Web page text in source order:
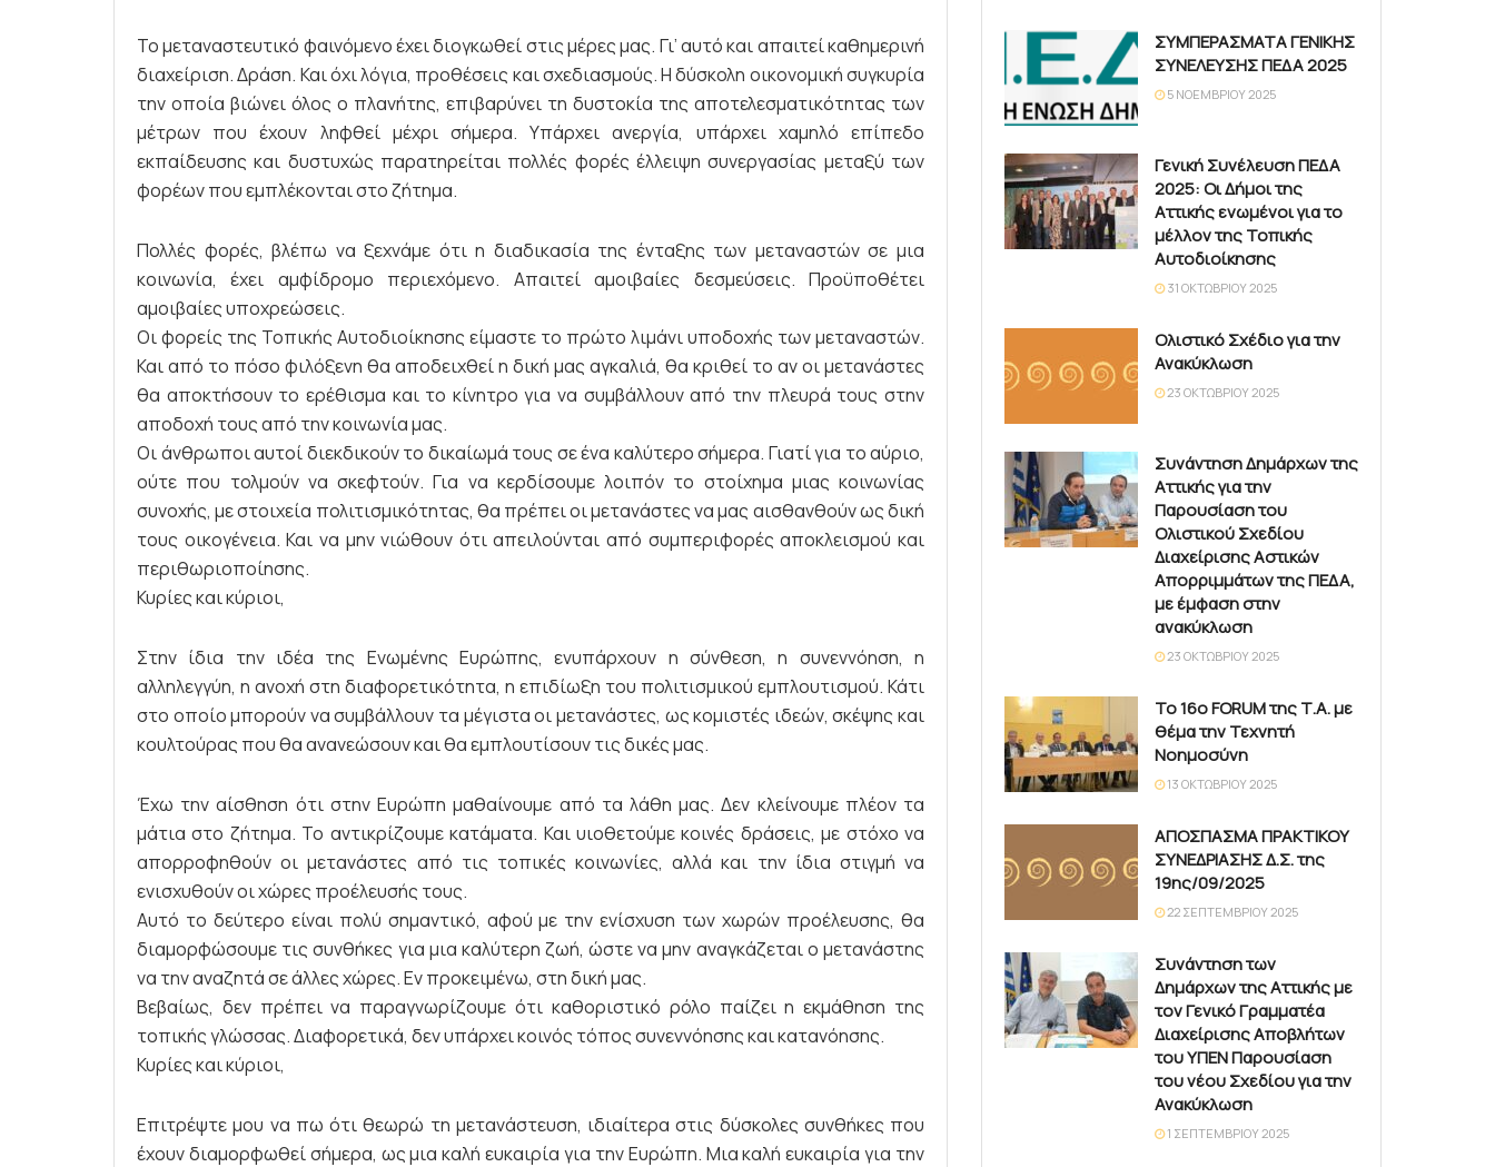
Το μεταναστευτικό φαινόμενο έχει διογκωθεί στις μέρες μας. Γι’ αυτό και απαιτεί καθημερινή
διαχείριση. Δράση. Και όχι λόγια, προθέσεις και σχεδιασμούς. Η δύσκολη οικονομική συγκυρία
την οποία βιώνει όλος ο πλανήτης, επιβαρύνει τη δυστοκία της αποτελεσματικότητας των
μέτρων που έχουν ληφθεί μέχρι σήμερα. Υπάρχει ανεργία, υπάρχει χαμηλό επίπεδο
εκπαίδευσης και δυστυχώς παρατηρείται πολλές φορές έλλειψη συνεργασίας μεταξύ των
φορέων που εμπλέκονται στο ζήτημα.
Πολλές φορές, βλέπω να ξεχνάμε ότι η διαδικασία της ένταξης των μεταναστών σε μια
κοινωνία, έχει αμφίδρομο περιεχόμενο. Απαιτεί αμοιβαίες δεσμεύσεις. Προϋποθέτει
αμοιβαίες υποχρεώσεις.
Οι φορείς της Τοπικής Αυτοδιοίκησης είμαστε το πρώτο λιμάνι υποδοχής των μεταναστών.
Και από το πόσο φιλόξενη θα αποδειχθεί η δική μας αγκαλιά, θα κριθεί το αν οι μετανάστες
θα αποκτήσουν το ερέθισμα και το κίνητρο για να συμβάλλουν από την πλευρά τους στην
αποδοχή τους από την κοινωνία μας.
Οι άνθρωποι αυτοί διεκδικούν το δικαίωμά τους σε ένα καλύτερο σήμερα. Γιατί για το αύριο,
ούτε που τολμούν να σκεφτούν. Για να κερδίσουμε λοιπόν το στοίχημα μιας κοινωνίας
συνοχής, με στοιχεία πολιτισμικότητας, θα πρέπει οι μετανάστες να μας αισθανθούν ως δική
τους οικογένεια. Και να μην νιώθουν ότι απειλούνται από συμπεριφορές αποκλεισμού και
περιθωριοποίησης.
Κυρίες και κύριοι,
Στην ίδια την ιδέα της Ενωμένης Ευρώπης, ενυπάρχουν η σύνθεση, η συνεννόηση, η
αλληλεγγύη, η ανοχή στη διαφορετικότητα, η επιδίωξη του πολιτισμικού εμπλουτισμού. Κάτι
στο οποίο μπορούν να συμβάλλουν τα μέγιστα οι μετανάστες, ως κομιστές ιδεών, σκέψης και
κουλτούρας που θα ανανεώσουν και θα εμπλουτίσουν τις δικές μας.
Έχω την αίσθηση ότι στην Ευρώπη μαθαίνουμε από τα λάθη μας. Δεν κλείνουμε πλέον τα
μάτια στο ζήτημα. Το αντικρίζουμε κατάματα. Και υιοθετούμε κοινές δράσεις, με στόχο να
απορροφηθούν οι μετανάστες από τις τοπικές κοινωνίες, αλλά και την ίδια στιγμή να
ενισχυθούν οι χώρες προέλευσής τους.
Αυτό το δεύτερο είναι πολύ σημαντικό, αφού με την ενίσχυση των χωρών προέλευσης, θα
διαμορφώσουμε τις συνθήκες για μια καλύτερη ζωή, ώστε να μην αναγκάζεται ο μετανάστης
να την αναζητά σε άλλες χώρες. Εν προκειμένω, στη δική μας.
Βεβαίως, δεν πρέπει να παραγνωρίζουμε ότι καθοριστικό ρόλο παίζει η εκμάθηση της
τοπικής γλώσσας. Διαφορετικά, δεν υπάρχει κοινός τόπος συνεννόησης και κατανόησης.
Κυρίες και κύριοι,
Επιτρέψτε μου να πω ότι θεωρώ τη μετανάστευση, ιδιαίτερα στις δύσκολες συνθήκες που
έχουν διαμορφωθεί σήμερα, ως μια καλή ευκαιρία για την Ευρώπη. Μια καλή ευκαιρία για την
ΣΥΜΠΕΡΑΣΜΑΤΑ ΓΕΝΙΚΗΣ
ΣΥΝΕΛΕΥΣΗΣ ΠΕΔΑ 2025
5 ΝΟΕΜΒΡΊΟΥ 2025
Γενική Συνέλευση ΠΕΔΑ
2025: Οι Δήμοι της
Αττικής ενωμένοι για το
μέλλον της Τοπικής
Αυτοδιοίκησης
31 ΟΚΤΩΒΡΊΟΥ 2025
Ολιστικό Σχέδιο για την
Ανακύκλωση
23 ΟΚΤΩΒΡΊΟΥ 2025
Συνάντηση Δημάρχων της
Αττικής για την
Παρουσίαση του
Ολιστικού Σχεδίου
Διαχείρισης Αστικών
Απορριμμάτων της ΠΕΔΑ,
με έμφαση στην
ανακύκλωση
23 ΟΚΤΩΒΡΊΟΥ 2025
Το 16ο FORUM της Τ.Α. με
θέμα την Τεχνητή
Νοημοσύνη
13 ΟΚΤΩΒΡΊΟΥ 2025
ΑΠΟΣΠΑΣΜΑ ΠΡΑΚΤΙΚΟΥ
ΣΥΝΕΔΡΙΑΣΗΣ Δ.Σ. της
19ης/09/2025
22 ΣΕΠΤΕΜΒΡΊΟΥ 2025
Συνάντηση των
Δημάρχων της Αττικής με
τον Γενικό Γραμματέα
Διαχείρισης Αποβλήτων
του ΥΠΕΝ Παρουσίαση
του νέου Σχεδίου για την
Ανακύκλωση
1 ΣΕΠΤΕΜΒΡΊΟΥ 2025